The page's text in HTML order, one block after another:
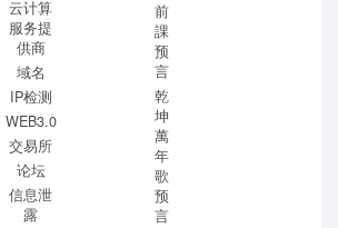
云计算
服务提
供商
域名
IP检测
WEB3.0
交易所
论坛
信息泄
露
前
課
预
言
乾
坤
萬
年
歌
预
言